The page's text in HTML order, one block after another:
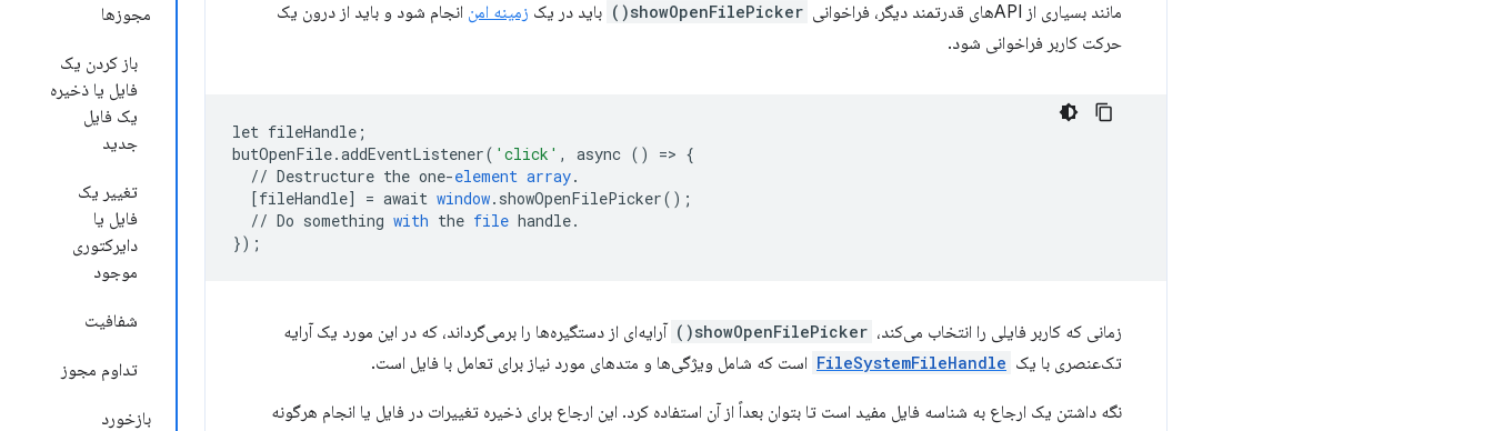
مجوزها
باز کردن یک
فایل یا ذخیره
یک فایل
جدید
تغییر یک
فایل یا
دایرکتوری
موجود
شفافیت
تداوم مجوز
بازخورد
مانند بسیاری از APIهای قدرتمند دیگر، فراخوانی showOpenFilePicker() باید در یک زمینه امن انجام شود و باید از درون یک
حرکت کاربر فراخوانی شود.
let fileHandle ;
butOpenFile.addEventListener( 'click' , async () => {
// Destructure the one-element array.
[fileHandle] = await window. showOpenFilePicker();
// Do something with the file handle.
});
زمانی که کاربر فایلی را انتخاب می‌کند، showOpenFilePicker()
آرایه‌ای از دستگیره‌ها را برمی‌گرداند، که در این مورد یک آرایه
تک‌عنصری با یک FileSystemFileHandle است که شامل ویژگی‌ها و متدهای مورد نیاز برای تعامل با فایل است.
نگه داشتن یک ارجاع به شناسه فایل مفید است تا بتوان بعداً از آن استفاده کرد. این ارجاع برای ذخیره تغییرات در فایل یا انجام هرگونه